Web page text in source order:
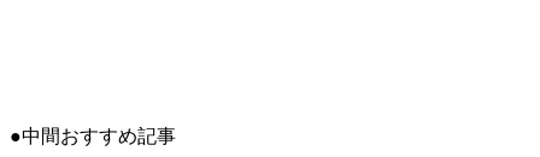
●中間おすすめ記事